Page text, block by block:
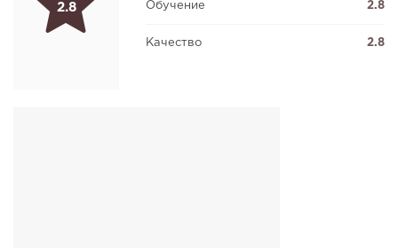
2.8 Обучение 2.8
Качество 2.8